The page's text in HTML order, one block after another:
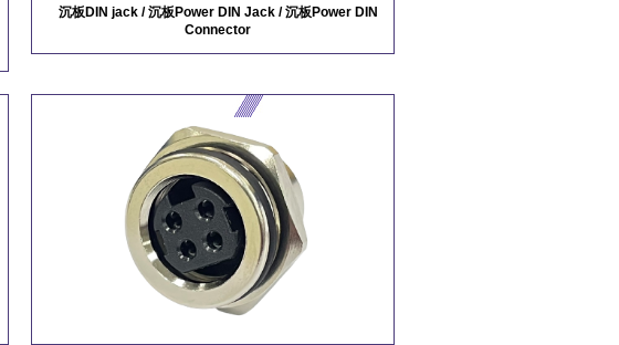
沉板DIN jack / 沉板Power DIN Jack / 沉板Power DIN
Connector